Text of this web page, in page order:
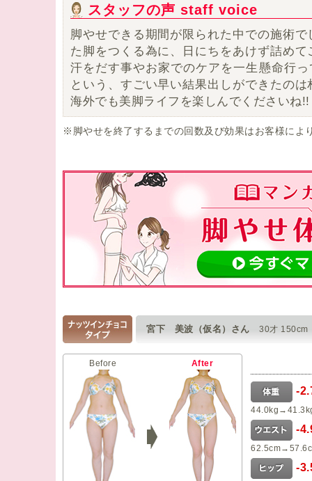
スタッフの声 staff voice
脚やせできる期間が限られた中での施術
た脚をつくる為に、日にちをあけず詰め
汗をだす事やお家でのケアを一生懸命行
という、すごい早い結果出しができたの
海外でも美脚ライフを楽しんでくださいね!!
※脚やせを終了するまでの回数及び効果はお客様によ
宮下 美波（仮名）さん 30才 150cm
Before After
-
-
-